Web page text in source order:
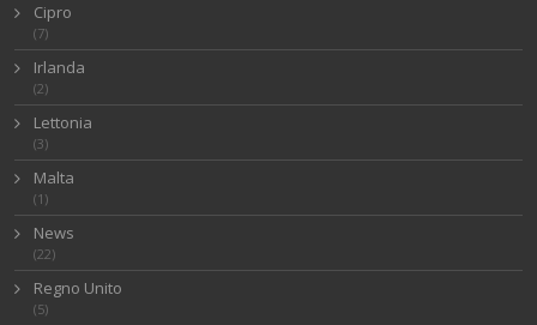
Cipro
(7)
Irlanda
(2)
Lettonia
(3)
Malta
(1)
News
(22)
Regno Unito
(5)